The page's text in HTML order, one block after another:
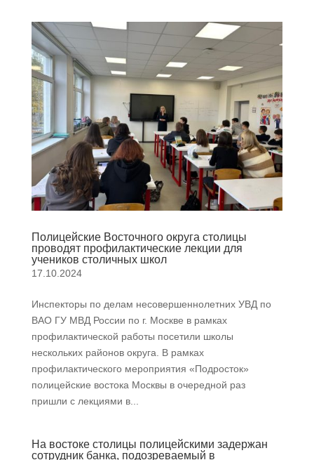
Полицейские Восточного округа столицы
проводят профилактические лекции для
учеников столичных школ
17.10.2024
Инспекторы по делам несовершеннолетних УВД по
ВАО ГУ МВД России по г. Москве в рамках
профилактической работы посетили школы
нескольких районов округа. В рамках
профилактического мероприятия «Подросток»
полицейские востока Москвы в очередной раз
пришли с лекциями в...
На востоке столицы полицейскими задержан
сотрудник банка, подозреваемый в